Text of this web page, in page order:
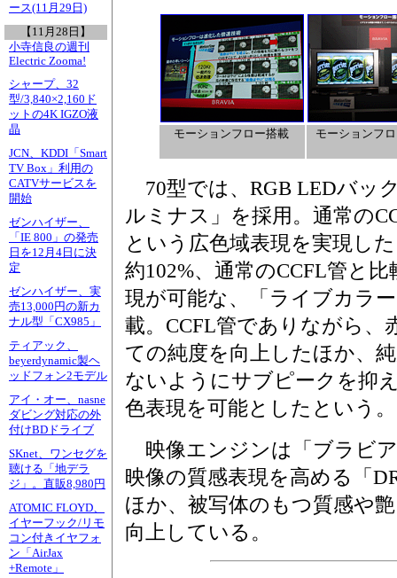
ース(11月29日)
【11月28日】
小寺信良の週刊
Electric Zooma!
シャープ、32
型/3,840×2,160ド
ットの4K IGZO液
晶
JCN、KDDI「Smart
TV Box」利用の
CATVサービスを
開始
ゼンハイザー、
「IE 800」の発売
日を12月4日に決
定
ゼンハイザー、実
売13,000円の新カ
ナル型「CX985」
ティアック、
beyerdynamic製ヘ
ッドフォン2モデル
アイ・オー、nasne
ダビング対応の外
付けBDドライブ
SKnet、ワンセグを
聴ける「地デラ
ジ」。直販8,980円
ATOMIC FLOYD、
イヤーフック/リモ
コン付きイヤフォ
ン「AirJax
+Remote」
モーションフロー搭載 モーションフ
70型では、RGB LEDバッ
ルミナス」を採用。通常の
という広色域表現を実現し
約102%、通常のCCFL管と
現が可能な、「ライブカラ
載。CCFL管でありながら、
ての純度を向上したほか、
ないようにサブピークを抑
色表現を可能としたという。
映像エンジンは「ブラビ
映像の質感表現を高める「
ほか、被写体のもつ質感や
向上している。